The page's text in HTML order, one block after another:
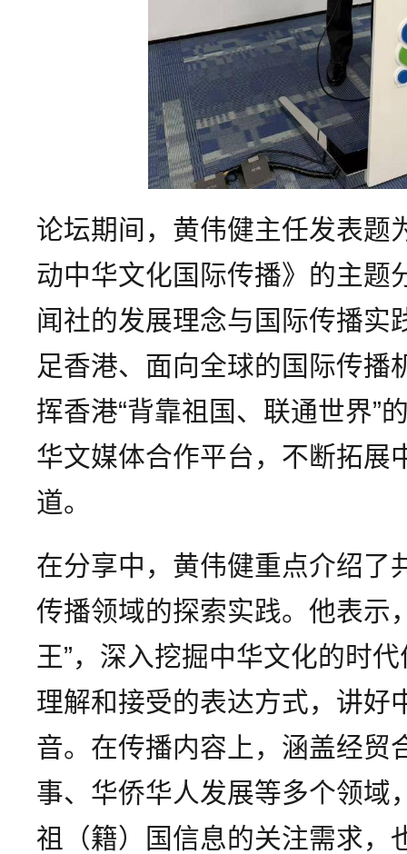
论坛期间，黄伟健主任发表题
动中华文化国际传播》的主题
闻社的发展理念与国际传播实
足香港、面向全球的国际传播
挥香港“背靠祖国、联通世界”
华文媒体合作平台，不断拓展
道。
在分享中，黄伟健重点介绍了
传播领域的探索实践。他表示
王”，深入挖掘中华文化的时
理解和接受的表达方式，讲好
音。在传播内容上，涵盖经贸
事、华侨华人发展等多个领域
祖（籍）国信息的关注需求，